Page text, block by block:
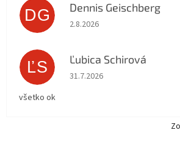
DG Dennis Geischberg
Hodnotenie obchodu je 5 z 5
2.8.2026
ĽS Ľubica Schirová
Hodnotenie obchodu je 5 z 5
31.7.2026
všetko ok